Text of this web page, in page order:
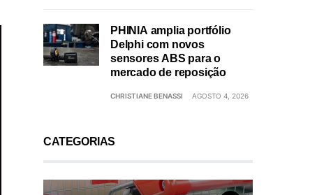
PHINIA amplia portfólio
Delphi com novos
sensores ABS para o
mercado de reposição
CHRISTIANE BENASSI AGOSTO 4, 2026
CATEGORIAS